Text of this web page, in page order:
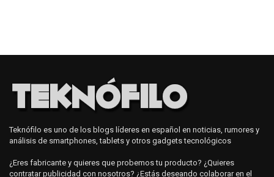
Teknófilo es uno de los blogs líderes en español en noticias, rumores y
análisis de smartphones, tablets y otros gadgets tecnológicos
¿Eres fabricante y quieres que probemos tu producto? ¿Quieres
contratar publicidad con nosotros? ¿Estás deseando colaborar en el